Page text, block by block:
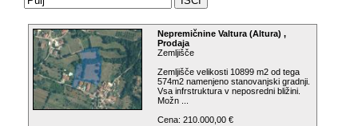
Nepremičnine Valtura (Altura) ,
Prodaja
Zemljišče
Zemljišče velikosti 10899 m2 od tega
574m2 namenjeno stanovanjski gradnji.
Vsa infrstruktura v neposredni bližini.
Možn ...
Cena: 210.000,00 €